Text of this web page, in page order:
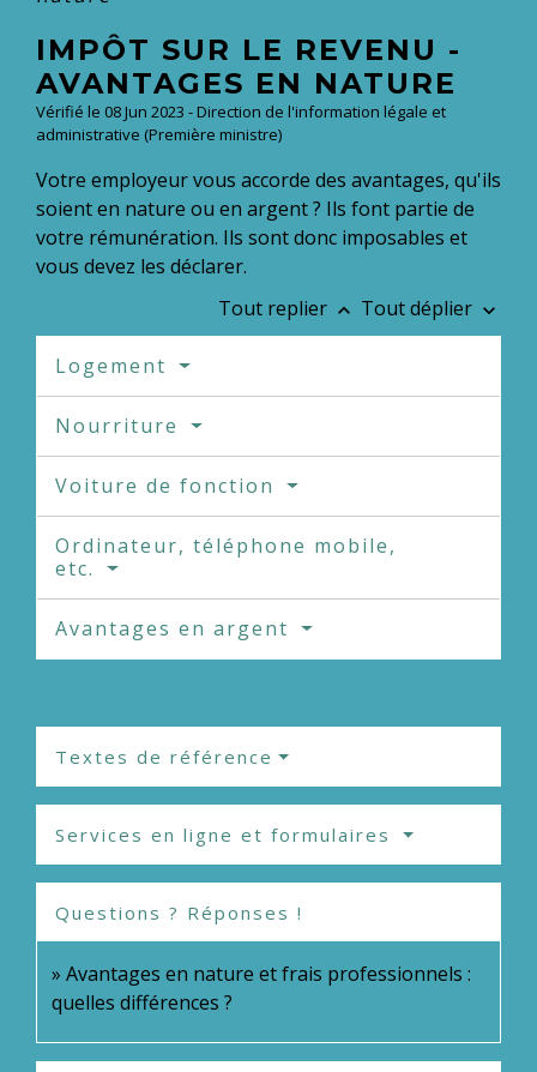
IMPÔT SUR LE REVENU -
AVANTAGES EN NATURE
Vérifié le 08 Jun 2023 - Direction de l'information légale et
administrative (Première ministre)
Votre employeur vous accorde des avantages, qu'ils
soient en nature ou en argent ? Ils font partie de
votre rémunération. Ils sont donc imposables et
vous devez les déclarer.
Tout replier keyboard_arrow_up Tout déplier keyboard_arrow_down
Logement
Nourriture
Voiture de fonction
Ordinateur, téléphone mobile,
etc.
Avantages en argent
Textes de référence
Services en ligne et formulaires
Questions ? Réponses !
Avantages en nature et frais professionnels :
quelles différences ?